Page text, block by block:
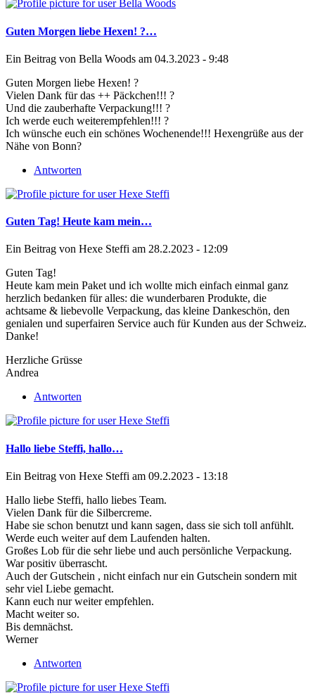
Guten Morgen liebe Hexen! ?…
Ein Beitrag von Bella Woods am 04.3.2023 - 9:48
Guten Morgen liebe Hexen! ?
Vielen Dank für das ++ Päckchen!!! ?
Und die zauberhafte Verpackung!!! ?
Ich werde euch weiterempfehlen!!! ?
Ich wünsche euch ein schönes Wochenende!!! Hexengrüße aus der
Nähe von Bonn?
Antworten
Guten Tag! Heute kam mein…
Ein Beitrag von Hexe Steffi am 28.2.2023 - 12:09
Guten Tag!
Heute kam mein Paket und ich wollte mich einfach einmal ganz
herzlich bedanken für alles: die wunderbaren Produkte, die
achtsame & liebevolle Verpackung, das kleine Dankeschön, den
genialen und superfairen Service auch für Kunden aus der Schweiz.
Danke!
Herzliche Grüsse
Andrea
Antworten
Hallo liebe Steffi, hallo…
Ein Beitrag von Hexe Steffi am 09.2.2023 - 13:18
Hallo liebe Steffi, hallo liebes Team.
Vielen Dank für die Silbercreme.
Habe sie schon benutzt und kann sagen, dass sie sich toll anfühlt.
Werde euch weiter auf dem Laufenden halten.
Großes Lob für die sehr liebe und auch persönliche Verpackung.
War positiv überrascht.
Auch der Gutschein , nicht einfach nur ein Gutschein sondern mit
sehr viel Liebe gemacht.
Kann euch nur weiter empfehlen.
Macht weiter so.
Bis demnächst.
Werner
Antworten